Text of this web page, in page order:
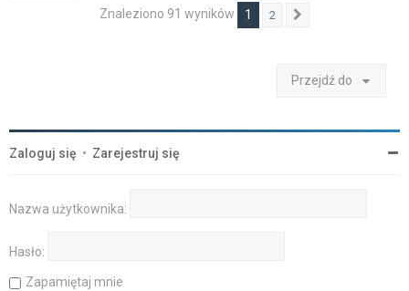
Znaleziono 91 wyników 1 2
Przejdź do
Zaloguj się • Zarejestruj się
Nazwa użytkownika:
Hasło:
Zapamiętaj mnie